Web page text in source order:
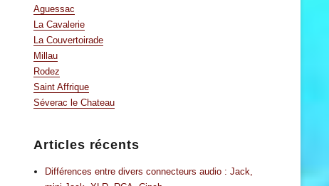
Aguessac
La Cavalerie
La Couvertoirade
Millau
Rodez
Saint Affrique
Séverac le Chateau
Articles récents
Différences entre divers connecteurs audio : Jack,